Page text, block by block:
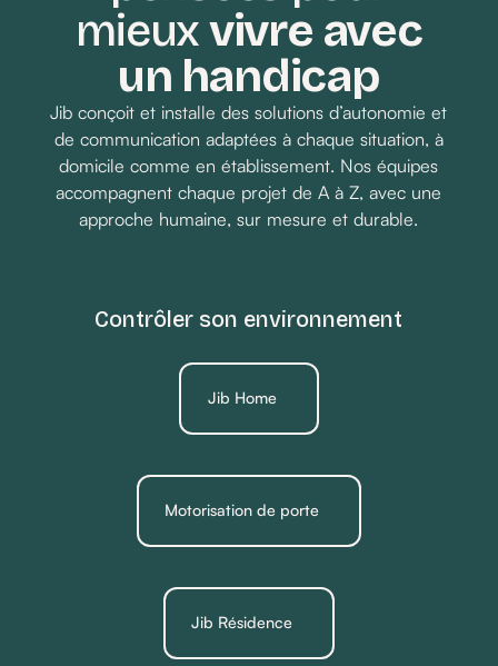
mieuxvivre avec
un handicap
Jib conçoit et installe des solutions d’autonomie et
de communication adaptées à chaque situation, à
domicile comme en établissement. Nos équipes
accompagnent chaque projet de A à Z, avec une
approche humaine, sur mesure et durable.
Contrôler son environnement
Jib Home
Motorisation de porte
Jib Résidence